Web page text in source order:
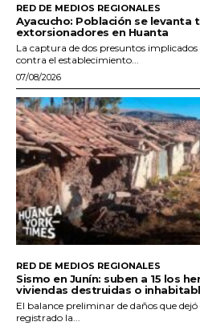
RED DE MEDIOS REGIONALES
Ayacucho: Población se levanta
extorsionadores en Huanta
La captura de dos presuntos
contra el establecimiento...
07/08/2026
RED DE MEDIOS REGIONALES
Sismo en Junín: suben a 15 los
viviendas destruidas o
El balance preliminar de daños que
registrado la...